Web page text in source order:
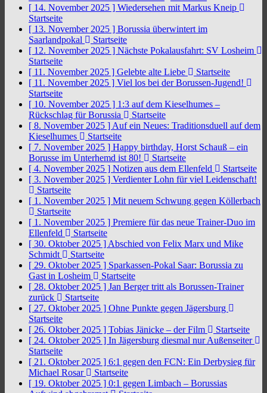
[ 14. November 2025 ] Wiedersehen mit Markus Kneip
Startseite
[ 13. November 2025 ] Borussia überwintert im
Saarlandpokal
Startseite
[ 12. November 2025 ] Nächste Pokalausfahrt: SV Losheim
Startseite
[ 11. November 2025 ] Gelebte alte Liebe
Startseite
[ 11. November 2025 ] Viel los bei der Borussen-Jugend!
Startseite
[ 10. November 2025 ] 1:3 auf dem Kieselhumes –
Rückschlag für Borussia
Startseite
[ 8. November 2025 ] Auf ein Neues: Traditionsduell auf dem
Kieselhumes
Startseite
[ 7. November 2025 ] Happy birthday, Horst Schauß – ein
Borusse im Unterhemd ist 80!
Startseite
[ 4. November 2025 ] Notizen aus dem Ellenfeld
Startseite
[ 3. November 2025 ] Verdienter Lohn für viel Leidenschaft!
Startseite
[ 1. November 2025 ] Mit neuem Schwung gegen Köllerbach
Startseite
[ 1. November 2025 ] Premiere für das neue Trainer-Duo im
Ellenfeld
Startseite
[ 30. Oktober 2025 ] Abschied von Felix Marx und Mike
Schmidt
Startseite
[ 29. Oktober 2025 ] Sparkassen-Pokal Saar: Borussia zu
Gast in Losheim
Startseite
[ 28. Oktober 2025 ] Jan Berger tritt als Borussen-Trainer
zurück
Startseite
[ 27. Oktober 2025 ] Ohne Punkte gegen Jägersburg
Startseite
[ 26. Oktober 2025 ] Tobias Jänicke – der Film
Startseite
[ 24. Oktober 2025 ] In Jägersburg diesmal nur Außenseiter
Startseite
[ 21. Oktober 2025 ] 6:1 gegen den FCN: Ein Derbysieg für
Michael Rosar
Startseite
[ 19. Oktober 2025 ] 0:1 gegen Limbach – Borussias